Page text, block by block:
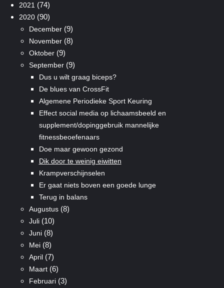
2021(74)
2020(90)
December(9)
November(8)
Oktober(9)
September(9)
Dus u wilt graag biceps?
De blues van CrossFit
Algemene Periodieke Sport Keuring
Effect social media op lichaamsbeeld en
supplement/dopinggebruik mannelijke
fitnessbeoefenaars
Doe maar gewoon gezond
Dik door te weinig eiwitten
Krampverschijnselen
Er gaat niets boven een goede lunge
Terug in balans
Augustus(8)
Juli(10)
Juni(8)
Mei(8)
April(7)
Maart(6)
Februari(3)